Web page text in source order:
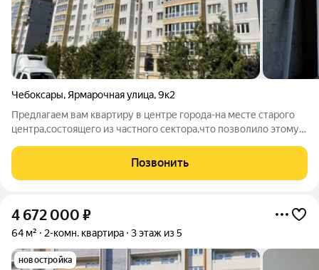
Чебоксары, Ярмарочная улица,9к2
Предлагаем вам квартиру в центре города-на месте старого
центра,состоящего из частного сектора,что позволило этому
инфраструктурой.Здесь все в шаговой доступности-
школы,детские сады,стадион,рынок,торговые
Позвонить
4 672 000 ₽
64 м² 2-комн. квартира 3 этаж из 5
новостройка